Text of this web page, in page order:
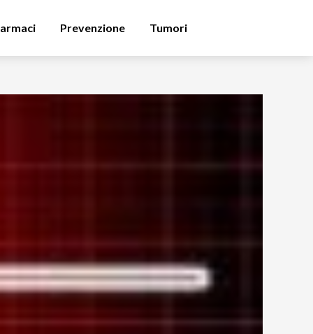
Prevenzione Tumori